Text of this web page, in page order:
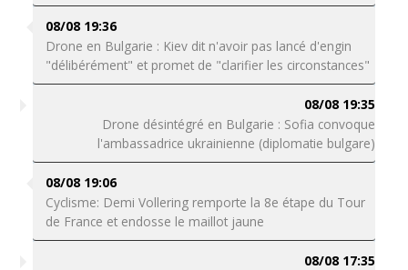
08/08 19:36
Drone en Bulgarie : Kiev dit n'avoir pas lancé d'engin
"délibérément" et promet de "clarifier les circonstances"
08/08 19:35
Drone désintégré en Bulgarie : Sofia convoque
l'ambassadrice ukrainienne (diplomatie bulgare)
08/08 19:06
Cyclisme: Demi Vollering remporte la 8e étape du Tour
de France et endosse le maillot jaune
08/08 17:35